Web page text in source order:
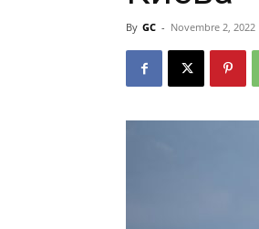
By GC - Novembre 2, 2022